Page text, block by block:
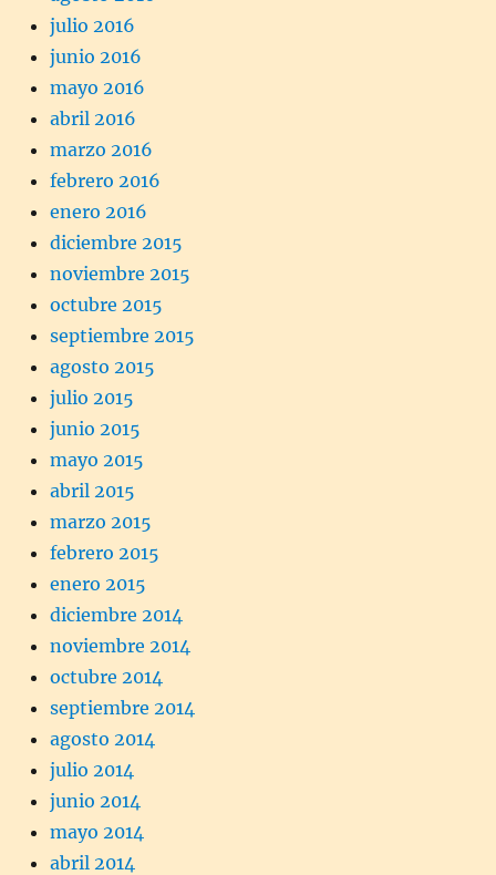
julio 2016
junio 2016
mayo 2016
abril 2016
marzo 2016
febrero 2016
enero 2016
diciembre 2015
noviembre 2015
octubre 2015
septiembre 2015
agosto 2015
julio 2015
junio 2015
mayo 2015
abril 2015
marzo 2015
febrero 2015
enero 2015
diciembre 2014
noviembre 2014
octubre 2014
septiembre 2014
agosto 2014
julio 2014
junio 2014
mayo 2014
abril 2014